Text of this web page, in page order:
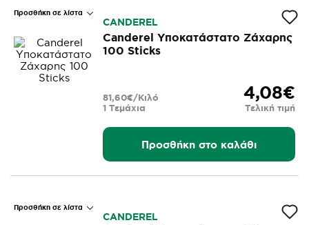
Προσθήκη σε λίστα
CANDEREL
Canderel Υποκατάστατο Ζάχαρης
100 Sticks
4,08€
Τελική τιμή
1 Τεμάχια
81,60€/Κιλό
Προσθήκη στο καλάθι
Προσθήκη σε λίστα
CANDEREL